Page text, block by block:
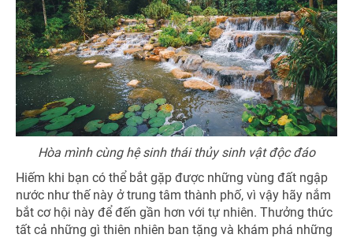
Hòa mình cùng hệ sinh thái thủy sinh vật độc đáo
Hiếm khi bạn có thể bắt gặp được những vùng đất ngập
nước như thế này ở trung tâm thành phố, vì vậy hãy nắm
bắt cơ hội này để đến gần hơn với tự nhiên. Thưởng thức
tất cả những gì thiên nhiên ban tặng và khám phá những